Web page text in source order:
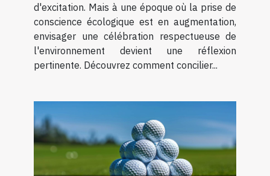
d'excitation. Mais à une époque où la prise de
conscience écologique est en augmentation,
envisager une célébration respectueuse de
l'environnement devient une réflexion
pertinente. Découvrez comment concilier...